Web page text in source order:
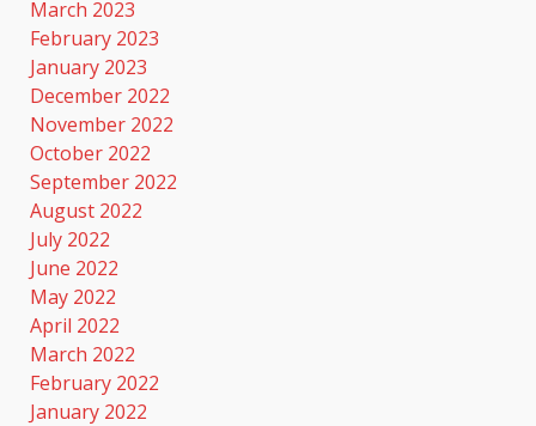
March 2023
February 2023
January 2023
December 2022
November 2022
October 2022
September 2022
August 2022
July 2022
June 2022
May 2022
April 2022
March 2022
February 2022
January 2022